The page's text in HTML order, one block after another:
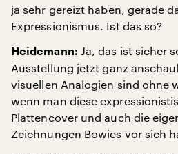
ja sehr gereizt haben, gerade
Expressionismus. Ist das so?
Heidemann: Ja, das ist sicher
Ausstellung jetzt ganz
visuellen Analogien sind ohne
wenn man diese
Plattencover und auch die
Zeichnungen Bowies vor sich